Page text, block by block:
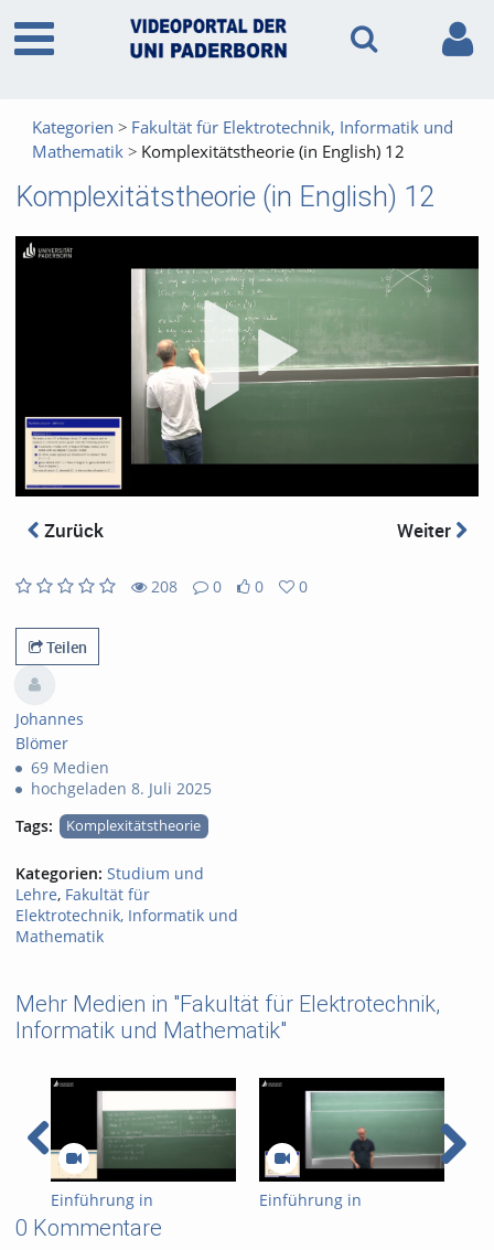
Kategorien
Fakultät für Elektrotechnik, Informatik und
Mathematik
Komplexitätstheorie (in English) 12
Komplexitätstheorie (in English) 12
Zurück Weiter
208
views
0
Kommentare
0
likes
0
favorites
Teilen
Johannes
Blömer
69 Medien
hochgeladen 8. Juli 2025
Tags:
Komplexitätstheorie
Kategorien: Studium und
Lehre, Fakultät für
Elektrotechnik, Informatik und
Mathematik
Mehr Medien in "Fakultät für Elektrotechnik,
Informatik und Mathematik"
Einführung in
Kryptographie (in
English) 15
Einführung in
0 Kommentare